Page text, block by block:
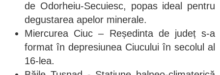
de Odorheiu-Secuiesc, popas ideal pentru
degustarea apelor minerale.
Miercurea Ciuc – Reședinta de județ s-a
format în depresiunea Ciucului în secolul al
16-lea.